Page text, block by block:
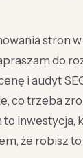
stron w
do
i audyt
co trzeba
inwestycja,
że robisz